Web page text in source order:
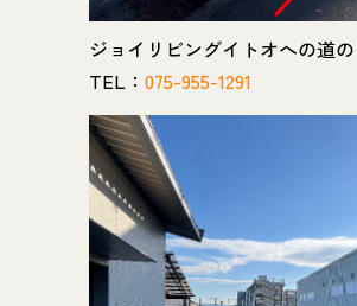
ジョイリビングイトオへの道
TEL： 075-955-1291